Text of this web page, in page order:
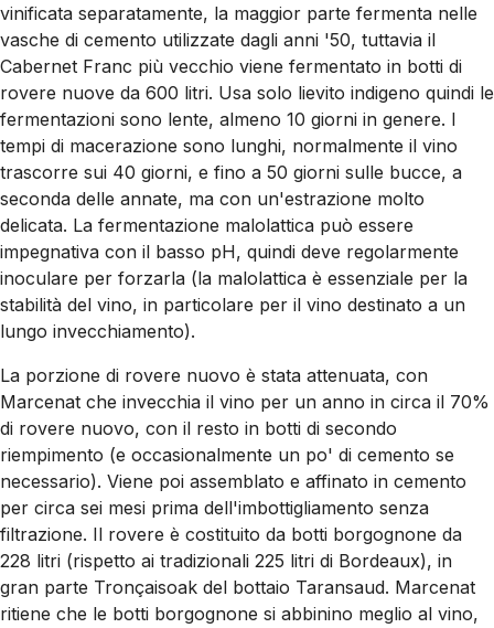
vinificata separatamente, la maggior parte fermenta nelle
vasche di cemento utilizzate dagli anni '50, tuttavia il
Cabernet Franc più vecchio viene fermentato in botti di
rovere nuove da 600 litri. Usa solo lievito indigeno quindi le
fermentazioni sono lente, almeno 10 giorni in genere. I
tempi di macerazione sono lunghi, normalmente il vino
trascorre sui 40 giorni, e fino a 50 giorni sulle bucce, a
seconda delle annate, ma con un'estrazione molto
delicata. La fermentazione malolattica può essere
impegnativa con il basso pH, quindi deve regolarmente
inoculare per forzarla (la malolattica è essenziale per la
stabilità del vino, in particolare per il vino destinato a un
lungo invecchiamento).
La porzione di rovere nuovo è stata attenuata, con
Marcenat che invecchia il vino per un anno in circa il 70%
di rovere nuovo, con il resto in botti di secondo
riempimento (e occasionalmente un po' di cemento se
necessario). Viene poi assemblato e affinato in cemento
per circa sei mesi prima dell'imbottigliamento senza
filtrazione. Il rovere è costituito da botti borgognone da
228 litri (rispetto ai tradizionali 225 litri di Bordeaux), in
gran parte Tronçaisoak del bottaio Taransaud. Marcenat
ritiene che le botti borgognone si abbinino meglio al vino,